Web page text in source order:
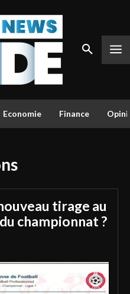
Economie Finance
tirage au
championnat ?